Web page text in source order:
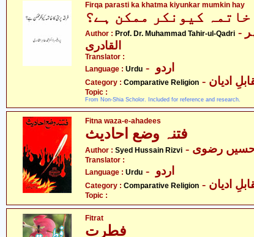
Firqa parasti ka khatma kiyunkar mumkin hay
کیونکر ممکن ہے؟
Author : Prof. Dr. Muhammad Tahir-ul-Qadri - پروفیسر ڈاکٹر محمّد طاہر
القادری
Translator :
Language : Urdu
Category : Comparative Religion ادیان
Topic :
From Non-Shia Scholor. Included for reference and research.
Fitna waza-e-ahadees
فتنہ وضع احادیث
Author : Syed Hussain Rizvi حسیں رضوی
Translator :
Language : Urdu
Category : Comparative Religion ادیان
Topic :
Fitrat